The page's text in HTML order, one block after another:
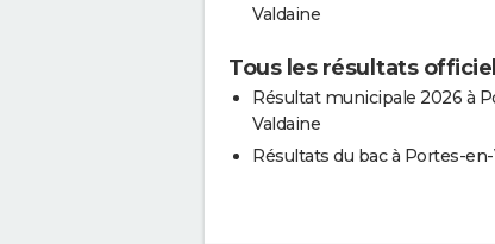
Valdaine
Tous les résultats
Résultat municipale 2026 à
Valdaine
Résultats du bac à Portes-